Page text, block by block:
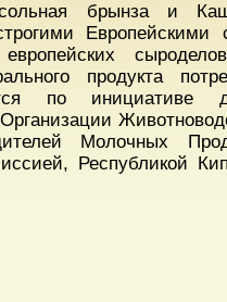
брынза и
Европейскими
продукта
по инициативе
Молочных
Республикой